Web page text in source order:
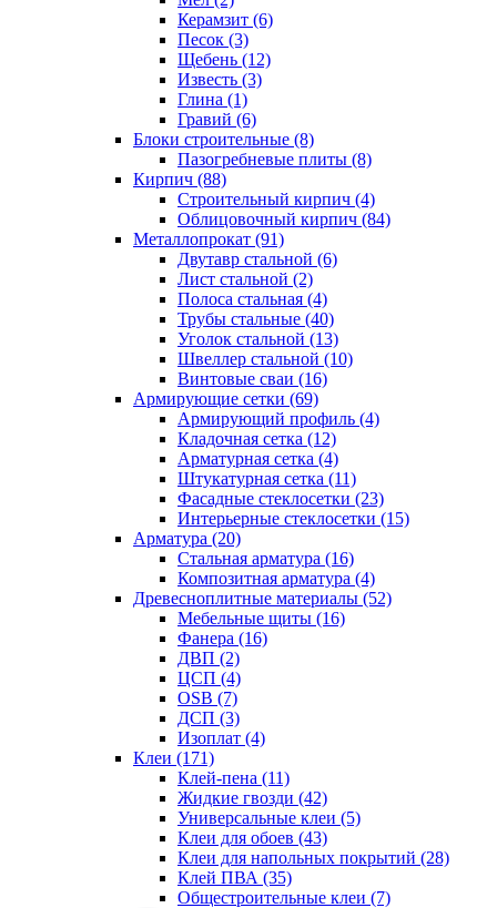
Керамзит (6)
Песок (3)
Щебень (12)
Известь (3)
Глина (1)
Гравий (6)
Блоки строительные (8)
Пазогребневые плиты (8)
Кирпич (88)
Строительный кирпич (4)
Облицовочный кирпич (84)
Металлопрокат (91)
Двутавр стальной (6)
Лист стальной (2)
Полоса стальная (4)
Трубы стальные (40)
Уголок стальной (13)
Швеллер стальной (10)
Винтовые сваи (16)
Армирующие сетки (69)
Армирующий профиль (4)
Кладочная сетка (12)
Арматурная сетка (4)
Штукатурная сетка (11)
Фасадные стеклосетки (23)
Интерьерные стеклосетки (15)
Арматура (20)
Стальная арматура (16)
Композитная арматура (4)
Древесноплитные материалы (52)
Мебельные щиты (16)
Фанера (16)
ДВП (2)
ЦСП (4)
OSB (7)
ДСП (3)
Изоплат (4)
Клеи (171)
Клей-пена (11)
Жидкие гвозди (42)
Универсальные клеи (5)
Клеи для обоев (43)
Клеи для напольных покрытий (28)
Клей ПВА (35)
Общестроительные клеи (7)